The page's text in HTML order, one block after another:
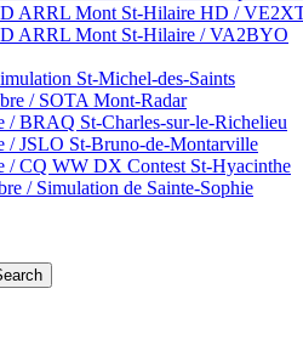
ARRL Mont St-Hilaire HD /
ARRL Mont St-Hilaire / VA2BYO
St-Michel-des-Saints
/ SOTA Mont-Radar
/ BRAQ St-Charles-sur-le-Richelieu
/ JSLO St-Bruno-de-Montarville
/ CQ WW DX Contest St-Hyacinthe
/ Simulation de Sainte-Sophie